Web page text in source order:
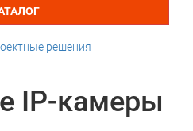
решения
IP-камеры